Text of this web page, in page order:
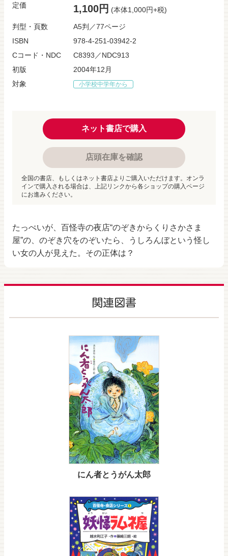
たっぺいが、百怪寺の夜店“のぞきからくりさかさま
屋”の、のぞき穴をのぞいたら、うしろんぼという怪し
い女の人が見えた。その正体は？
定価 1,100円 (本体1,000円+税)
判型・頁数
A5判／77ページ
ISBN
978-4-251-03942-2
Cコード・NDC
C8393／NDC913
初版
2004年12月
対象
小学校中学年から
ネット書店で購入
店頭在庫を確認
全国の書店、もしくはネット書店よりご購入いただけます。オンラ
インで購入される場合は、上記リンクから各ショップの購入ページ
にお進みください。
関連図書
にん者とうがん太郎